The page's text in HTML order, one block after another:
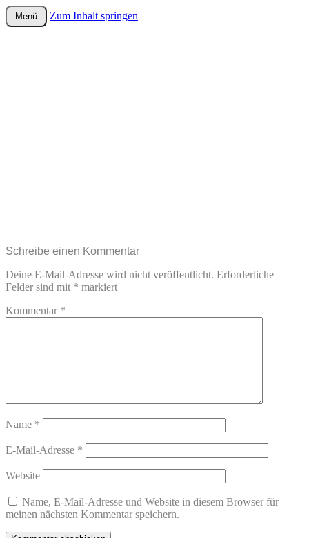
wurster-cartoon-blog.de
Menü Zum Inhalt springen
Schreibe einen Kommentar
Deine E-Mail-Adresse wird nicht veröffentlicht. Erforderliche
Felder sind mit * markiert
Kommentar *
Name *
E-Mail-Adresse *
Website
Name, E-Mail-Adresse und Website in diesem Browser für
meinen nächsten Kommentar speichern.